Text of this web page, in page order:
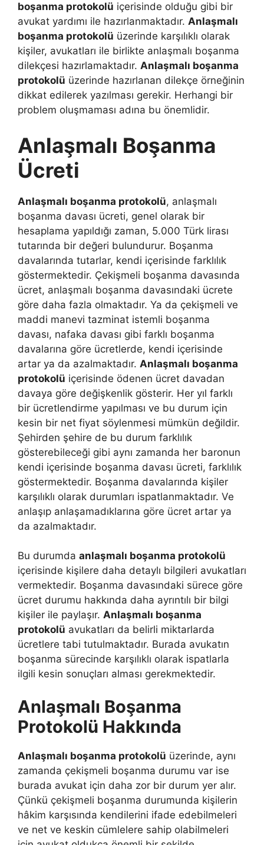
boşanma protokolü içerisinde olduğu gibi bir
avukat yardımı ile hazırlanmaktadır. Anlaşmalı
boşanma protokolü üzerinde karşılıklı olarak
kişiler, avukatları ile birlikte anlaşmalı boşanma
dilekçesi hazırlamaktadır. Anlaşmalı boşanma
protokolü üzerinde hazırlanan dilekçe örneğinin
dikkat edilerek yazılması gerekir. Herhangi bir
problem oluşmaması adına bu önemlidir.
Anlaşmalı Boşanma
Ücreti
Anlaşmalı boşanma protokolü, anlaşmalı
boşanma davası ücreti, genel olarak bir
hesaplama yapıldığı zaman, 5.000 Türk lirası
tutarında bir değeri bulundurur. Boşanma
davalarında tutarlar, kendi içerisinde farklılık
göstermektedir. Çekişmeli boşanma davasında
ücret, anlaşmalı boşanma davasındaki ücrete
göre daha fazla olmaktadır. Ya da çekişmeli ve
maddi manevi tazminat istemli boşanma
davası, nafaka davası gibi farklı boşanma
davalarına göre ücretlerde, kendi içerisinde
artar ya da azalmaktadır. Anlaşmalı boşanma
protokolü içerisinde ödenen ücret davadan
davaya göre değişkenlik gösterir. Her yıl farklı
bir ücretlendirme yapılması ve bu durum için
kesin bir net fiyat söylenmesi mümkün değildir.
Şehirden şehire de bu durum farklılık
gösterebileceği gibi aynı zamanda her baronun
kendi içerisinde boşanma davası ücreti, farklılık
göstermektedir. Boşanma davalarında kişiler
karşılıklı olarak durumları ispatlanmaktadır. Ve
anlaşıp anlaşamadıklarına göre ücret artar ya
da azalmaktadır.
Bu durumda anlaşmalı boşanma protokolü
içerisinde kişilere daha detaylı bilgileri avukatları
vermektedir. Boşanma davasındaki sürece göre
ücret durumu hakkında daha ayrıntılı bir bilgi
kişiler ile paylaşır. Anlaşmalı boşanma
protokolü avukatları da belirli miktarlarda
ücretlere tabi tutulmaktadır. Burada avukatın
boşanma sürecinde karşılıklı olarak ispatlarla
ilgili kesin sonuçları alması gerekmektedir.
Anlaşmalı Boşanma
Protokolü Hakkında
Anlaşmalı boşanma protokolü üzerinde, aynı
zamanda çekişmeli boşanma durumu var ise
burada avukat için daha zor bir durum yer alır.
Çünkü çekişmeli boşanma durumunda kişilerin
hâkim karşısında kendilerini ifade edebilmeleri
ve net ve keskin cümlelere sahip olabilmeleri